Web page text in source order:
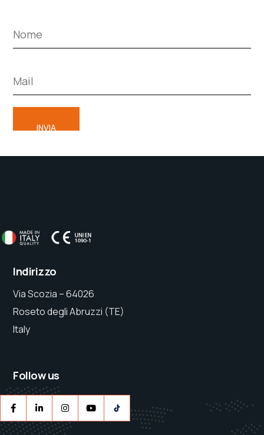
Indirizzo
Via Scozia – 64026
Roseto degli Abruzzi (TE)
Italy
Follow us